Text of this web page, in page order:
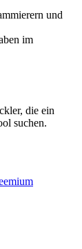
und
im
die ein
suchen.